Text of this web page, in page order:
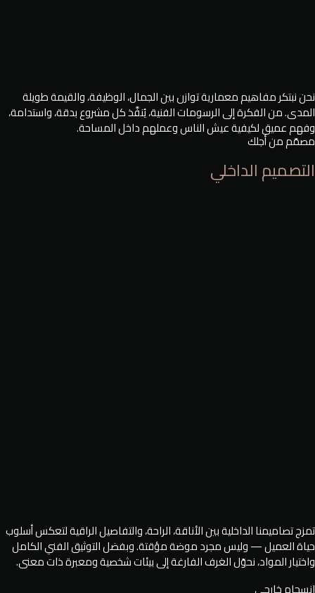
نحن نبتكر مفاهيم معمارية توازن بين الجمال، الوظيفة، والقيمة طويلة
المدى. من الفكرة إلى الرسومات الفنية، يُنفَّذ كل مشروع بدقة، واستدامة،
وفهم عميق لكيفية عيش الناس وعملهم داخل المساحة.
مصمّم من أجلك
التصميم الداخلي
تمزج تصاميمنا الداخلية بين الأناقة، الراحة، والتفاصيل الراقية لتعكس أسلوب
حياة العميل — وليس مجرد موضة مؤقتة. وبفضل التوثيق الفني الكامل
واختيار المواد، نحوّل الغرف الفارغة إلى بيئات شخصية ومعبرة ذات معنى.